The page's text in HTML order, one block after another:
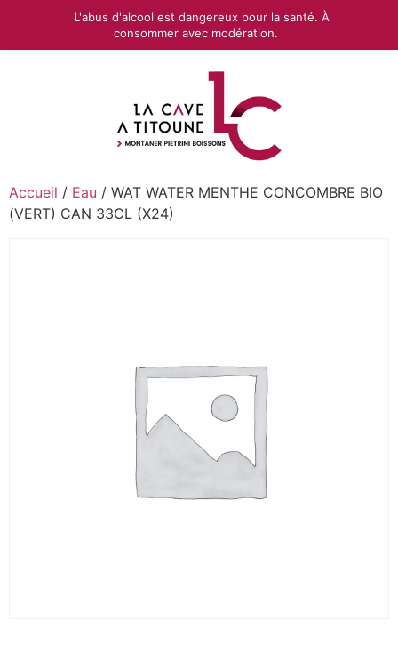
Accueil / Eau / WAT WATER MENTHE CONCOMBRE BIO
(VERT) CAN 33CL (X24)
L'abus d'alcool est dangereux pour la santé. À
consommer avec modération.